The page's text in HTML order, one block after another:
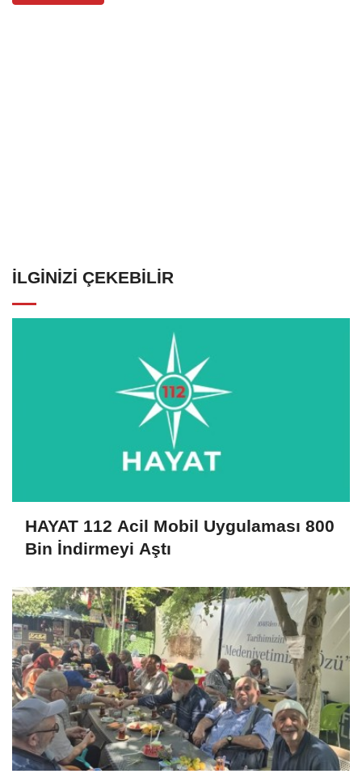
İLGINIZI ÇEKEBILIR
HAYAT 112 Acil Mobil Uygulaması 800
Bin İndirmeyi Aştı